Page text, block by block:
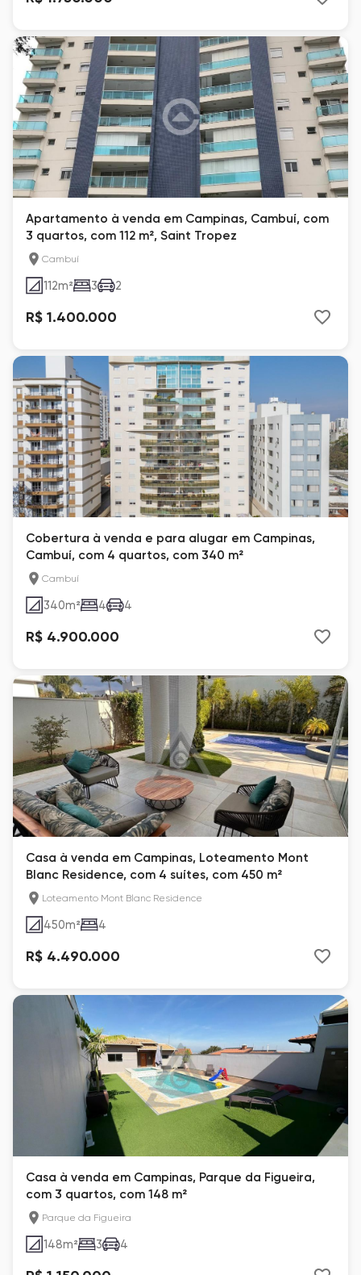
Apartamento à venda em Campinas, Cambuí, com
3 quartos, com 112 m², Saint Tropez
Cambuí
112m² 3 2
R$ 1.400.000
Cobertura à venda e para alugar em Campinas,
Cambuí, com 4 quartos, com 340 m²
Cambuí
340m² 4 4
R$ 4.900.000
Casa à venda em Campinas, Loteamento Mont
Blanc Residence, com 4 suítes, com 450 m²
Loteamento Mont Blanc Residence
450m² 4
R$ 4.490.000
Casa à venda em Campinas, Parque da Figueira,
com 3 quartos, com 148 m²
Parque da Figueira
148m² 3 4